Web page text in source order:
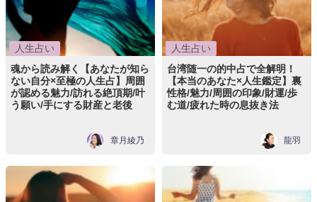
人生占い
魂から読み解く【あなたが知ら
ない自分×至極の人生占】周囲
が認める魅力/訪れる絶頂期/叶
う願い/手にする財産と老後
章月綾乃
人生占い
台湾随一の的中占で全解明！
【本当のあなた×人生鑑定】裏
性格/魅力/周囲の印象/財運/歩
む道/疲れた時の息抜き法
龍羽